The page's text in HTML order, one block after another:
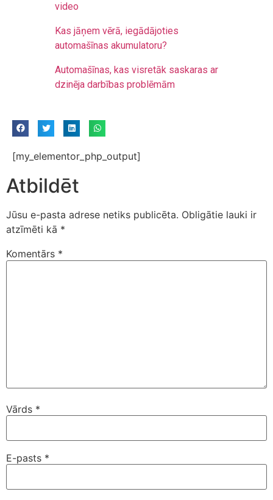
video
Kas jāņem vērā, iegādājoties
automašīnas akumulatoru?
Automašīnas, kas visretāk saskaras ar
dzinēja darbības problēmām
[my_elementor_php_output]
Atbildēt
Jūsu e-pasta adrese netiks publicēta. Obligātie lauki ir
atzīmēti kā *
Komentārs *
Vārds *
E-pasts *